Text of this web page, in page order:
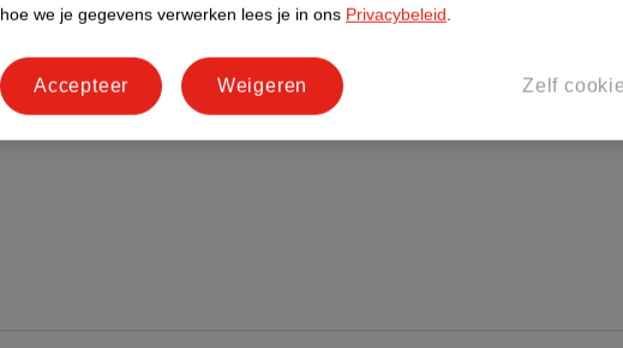
hoe we je gegevens verwerken lees je in ons Privacybeleid.
Zelf
Weigeren
Accepteer